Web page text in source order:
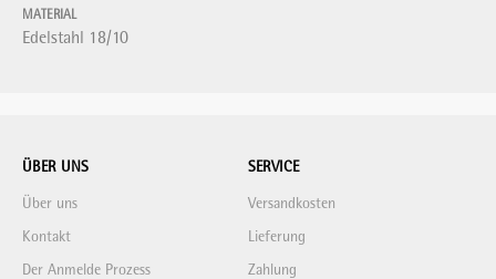
MATERIAL
Edelstahl 18/10
ÜBER UNS
Über uns
Kontakt
Der Anmelde Prozess
SERVICE
Versandkosten
Lieferung
Zahlung